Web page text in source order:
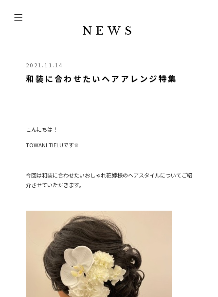
NEWS
2021.11.14
和装に合わせたいヘアアレンジ特集
こんにちは！
TOWANI TIELUです♕
今回は和装に合わせたいおしゃれ花嫁様のヘアスタイルについてご紹
介させていただきます。